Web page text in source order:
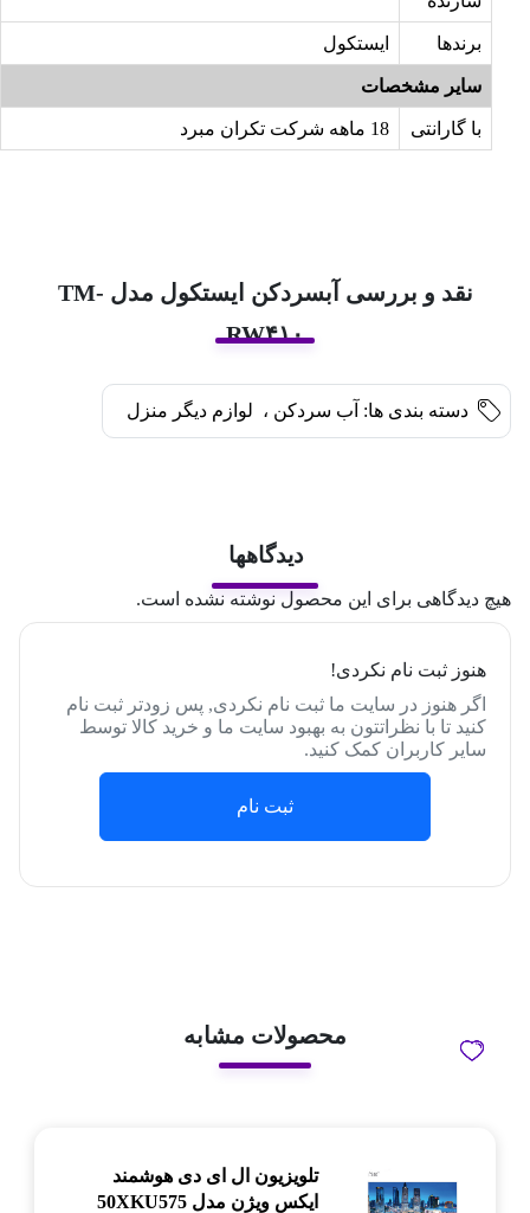
برندها ایستکول
سایر مشخصات
با گارانتی 18 ماهه شرکت تکران مبرد
نقد و بررسی آبسردکن ایستکول مدل TM-
RW۴۱۰
دسته بندی ها: آب سردکن ، لوازم دیگر منزل
دیدگاهها
هیچ دیدگاهی برای این محصول نوشته نشده است.
هنوز ثبت نام نکردی!
اگر هنوز در سایت ما ثبت نام نکردی, پس زودتر ثبت نام
کنید تا با نظراتتون به بهبود سایت ما و خرید کالا توسط
سایر کاربران کمک کنید.
ثبت نام
محصولات مشابه
تلویزیون ال ای دی هوشمند
ایکس ویژن مدل 50XKU575